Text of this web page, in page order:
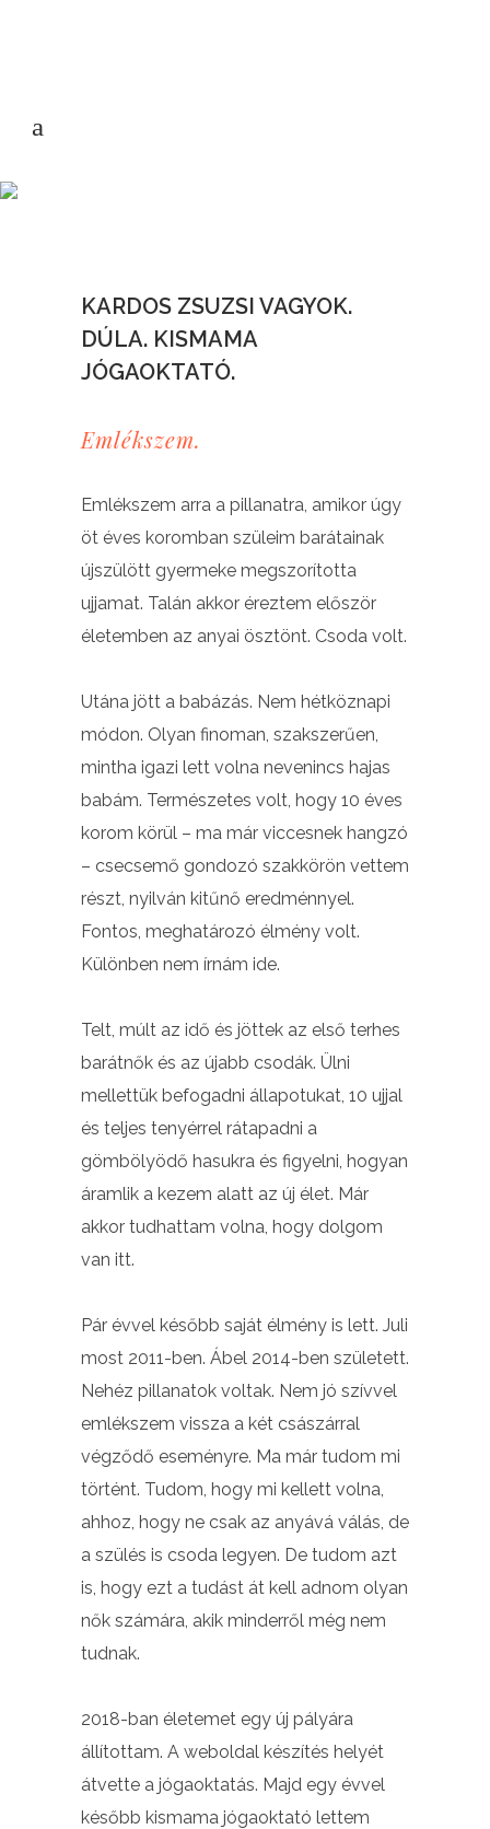
KARDOS ZSUZSI VAGYOK.
DÚLA. KISMAMA
JÓGAOKTATÓ.
Emlékszem.
Emlékszem arra a pillanatra, amikor úgy
öt éves koromban szüleim barátainak
újszülött gyermeke megszorította
ujjamat. Talán akkor éreztem először
életemben az anyai ösztönt. Csoda volt.
Utána jött a babázás. Nem hétköznapi
módon. Olyan finoman, szakszerűen,
mintha igazi lett volna nevenincs hajas
babám. Természetes volt, hogy 10 éves
korom körül – ma már viccesnek hangzó
– csecsemő gondozó szakkörön vettem
részt, nyilván kitűnő eredménnyel.
Fontos, meghatározó élmény volt.
Különben nem írnám ide.
Telt, múlt az idő és jöttek az első terhes
barátnők és az újabb csodák. Ülni
mellettük befogadni állapotukat, 10 ujjal
és teljes tenyérrel rátapadni a
gömbölyödő hasukra és figyelni, hogyan
áramlik a kezem alatt az új élet. Már
akkor tudhattam volna, hogy dolgom
van itt.
Pár évvel később saját élmény is lett. Juli
most 2011-ben. Ábel 2014-ben született.
Nehéz pillanatok voltak. Nem jó szívvel
emlékszem vissza a két császárral
végződő eseményre. Ma már tudom mi
történt. Tudom, hogy mi kellett volna,
ahhoz, hogy ne csak az anyává válás, de
a szülés is csoda legyen. De tudom azt
is, hogy ezt a tudást át kell adnom olyan
nők számára, akik minderről még nem
tudnak.
2018-ban életemet egy új pályára
állítottam. A weboldal készítés helyét
átvette a jógaoktatás. Majd egy évvel
később kismama jógaoktató lettem